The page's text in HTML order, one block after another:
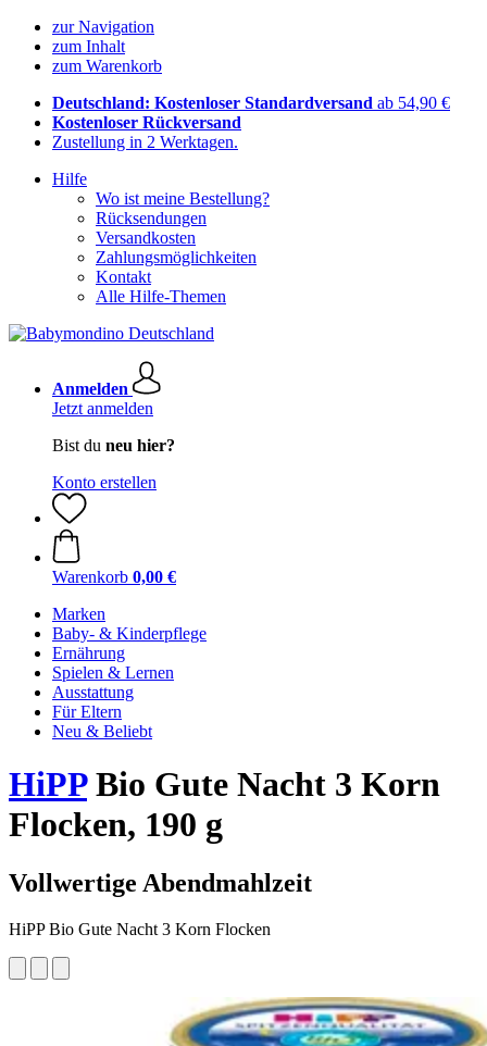
zur Navigation
zum Inhalt
zum Warenkorb
Deutschland: Kostenloser Standardversand ab 54,90 €
Kostenloser Rückversand
Zustellung in 2 Werktagen.
Hilfe
Wo ist meine Bestellung?
Rücksendungen
Versandkosten
Zahlungsmöglichkeiten
Kontakt
Alle Hilfe-Themen
Anmelden
Jetzt anmelden
Bist du neu hier?
Konto erstellen
Warenkorb 0,00 €
Marken
Baby- & Kinderpflege
Ernährung
Spielen & Lernen
Ausstattung
Für Eltern
Neu & Beliebt
HiPPBio Gute Nacht 3 Korn
Flocken, 190 g
Vollwertige Abendmahlzeit
HiPP Bio Gute Nacht 3 Korn Flocken